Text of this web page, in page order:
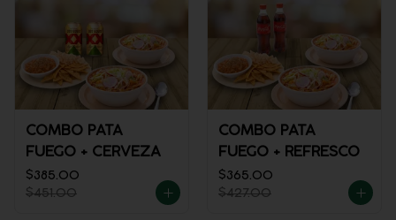
COMBO PATA
FUEGO + CERVEZA
$385.00
$451.00
COMBO PATA
FUEGO + REFRESCO
$365.00
$427.00